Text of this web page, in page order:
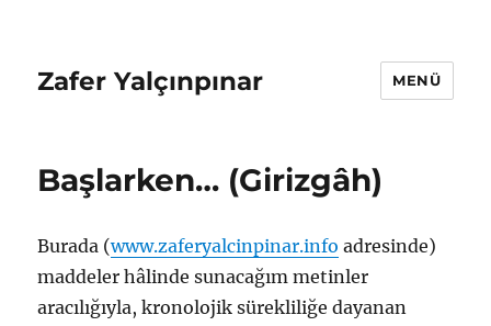
Zafer Yalçınpınar MENÜ
Başlarken… (Girizgâh)
Burada (www.zaferyalcinpinar.info ⁠ adresinde)
maddeler hâlinde sunacağım metinler
aracılığıyla, kronolojik sürekliliğe dayanan